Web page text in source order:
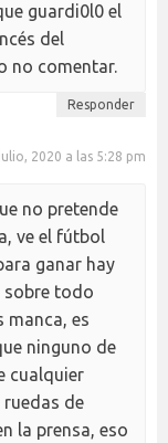
guardi0l0 el
del
no comentar.
Responder
2020 a las 5:28 pm
no pretende
ve el fútbol
ganar hay
sobre todo
manca, es
ninguno de
cualquier
ruedas de
la prensa, eso